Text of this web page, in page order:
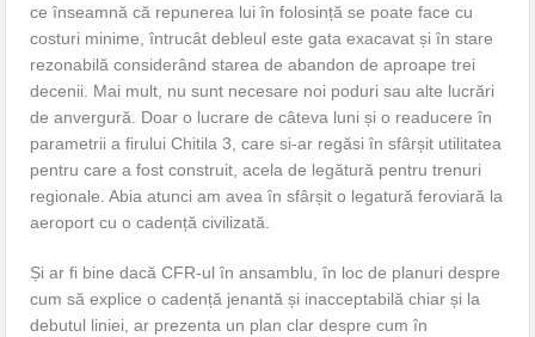
ce înseamnă că repunerea lui în folosință se poate face cu
costuri minime, întrucât debleul este gata exacavat și în stare
rezonabilă considerând starea de abandon de aproape trei
decenii. Mai mult, nu sunt necesare noi poduri sau alte lucrări
de anvergură. Doar o lucrare de câteva luni și o readucere în
parametrii a firului Chitila 3, care si-ar regăsi în sfârșit utilitatea
pentru care a fost construit, acela de legătură pentru trenuri
regionale. Abia atunci am avea în sfârșit o legatură feroviară la
aeroport cu o cadență civilizată.
Și ar fi bine dacă CFR-ul în ansamblu, în loc de planuri despre
cum să explice o cadență jenantă și inacceptabilă chiar și la
debutul liniei, ar prezenta un plan clar despre cum în